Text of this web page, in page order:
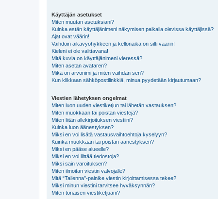
Käyttäjän asetukset
Miten muutan asetuksiani?
Kuinka estän käyttäjänimeni näkymisen paikalla olevissa käyttäjissä?
Ajat ovat väärin!
Vaihdoin aikavyöhykkeen ja kellonaika on silti väärin!
Kieleni ei ole valittavana!
Mitä kuvia on käyttäjänimeni vieressä?
Miten asetan avataren?
Mikä on arvonimi ja miten vaihdan sen?
Kun klikkaan sähköpostilinkkiä, minua pyydetään kirjautumaan?
Viestien lähetyksen ongelmat
Miten luon uuden viestiketjun tai lähetän vastauksen?
Miten muokkaan tai poistan viestejä?
Miten liitän allekirjoituksen viestiini?
Kuinka luon äänestyksen?
Miksi en voi lisätä vastausvaihtoehtoja kyselyyn?
Kuinka muokkaan tai poistan äänestyksen?
Miksi en pääse alueelle?
Miksi en voi liittää tiedostoja?
Miksi sain varoituksen?
Miten ilmoitan viestin valvojalle?
Mitä “Tallenna”-painike viestin kirjoittamisessa tekee?
Miksi minun viestini tarvitsee hyväksynnän?
Miten tönäisen viestiketjuani?